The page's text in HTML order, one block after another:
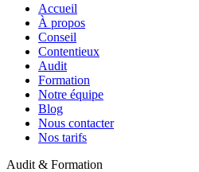
Accueil
À propos
Conseil
Contentieux
Audit
Formation
Notre équipe
Blog
Nous contacter
Nos tarifs
Audit & Formation